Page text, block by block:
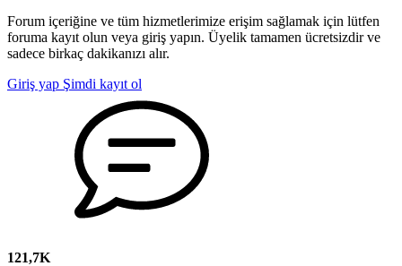
Forum içeriğine ve tüm hizmetlerimize erişim sağlamak için lütfen
foruma kayıt olun veya giriş yapın. Üyelik tamamen ücretsizdir ve
sadece birkaç dakikanızı alır.
Giriş yap Şimdi kayıt ol
121,7K